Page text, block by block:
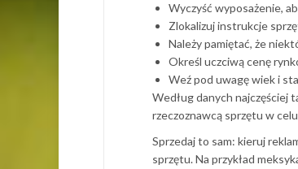
Wyczyść wyposażenie,
Zlokalizuj instrukcje
Należy pamiętać, że
Określ uczciwą cenę
Weź pod uwagę wiek i
Według danych najczęściej
rzeczoznawcą sprzętu w
Sprzedaj to sam: kieruj
sprzętu. Na przykład